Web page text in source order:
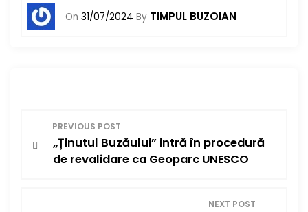
On 31/07/2024 By TIMPUL BUZOIAN
a
PREVIOUS POST
„Ținutul Buzăului” intră în procedură
de revalidare ca Geoparc UNESCO
NEXT POST